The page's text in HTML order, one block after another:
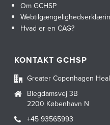
Om GCHSP
Hvad er en CAG?
KONTAKT GCHSP
Greater Copenhagen
Blegdamsvej 3B
2200 København N
+45 93565993